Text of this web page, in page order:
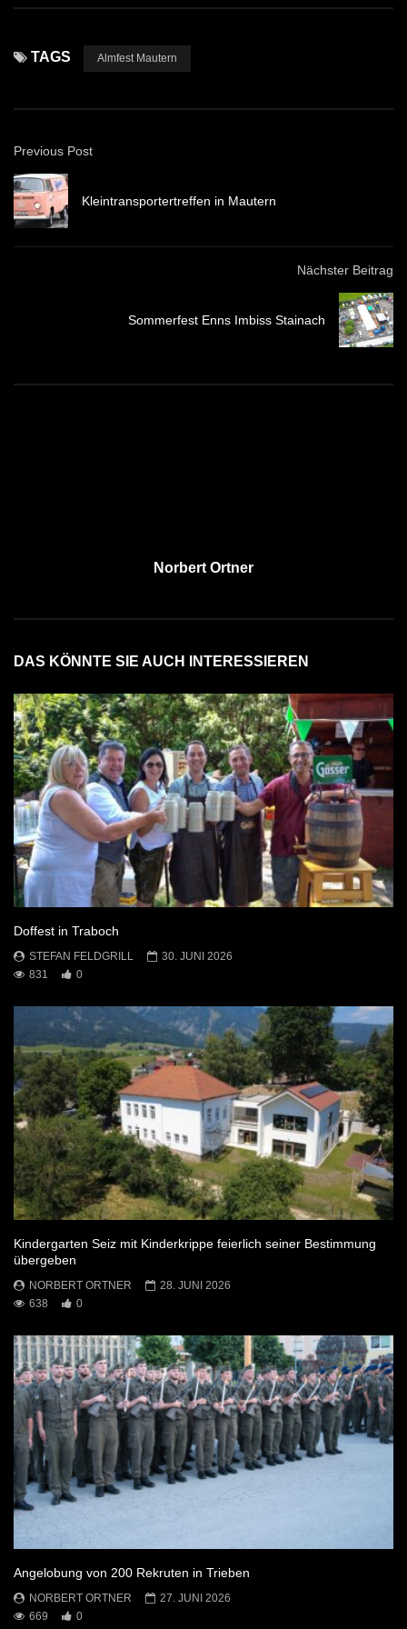
TAGS Almfest Mautern
Previous Post
Kleintransportertreffen in Mautern
Nächster Beitrag
Sommerfest Enns Imbiss Stainach
Norbert Ortner
DAS KÖNNTE SIE AUCH INTERESSIEREN
Doffest in Traboch
STEFAN FELDGRILL
30. JUNI 2026
831
0
Kindergarten Seiz mit Kinderkrippe feierlich seiner Bestimmung
übergeben
NORBERT ORTNER
28. JUNI 2026
638
0
Angelobung von 200 Rekruten in Trieben
NORBERT ORTNER
27. JUNI 2026
669
0